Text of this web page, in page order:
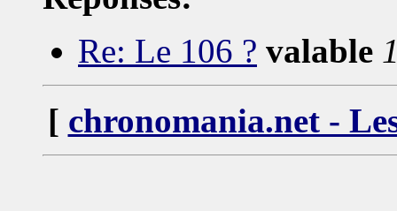
Re: Le 106 ? valable
[ chronomania.net -